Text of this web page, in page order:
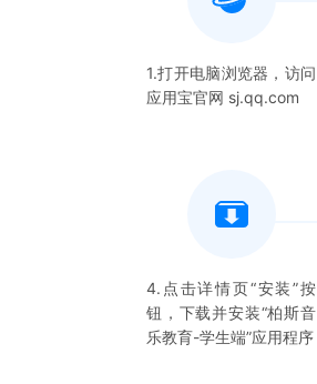
1.打开电脑浏览器，访问
应用宝官网 sj.qq.com
4.点击详情页“安装”按
钮，下载并安装“柏斯音
乐教育-学生端”应用程序